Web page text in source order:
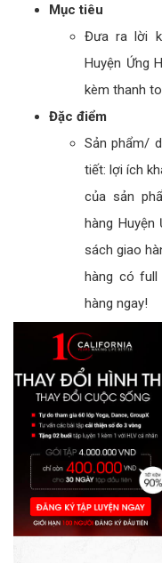
Mục tiêu
Đưa ra lời
Huyện Ứng
kèm thanh
Đặc điểm
Sản phẩm/
tiết: lợi ích
của sản
hàng Huyện
sách giao
hàng có
hàng ngay!